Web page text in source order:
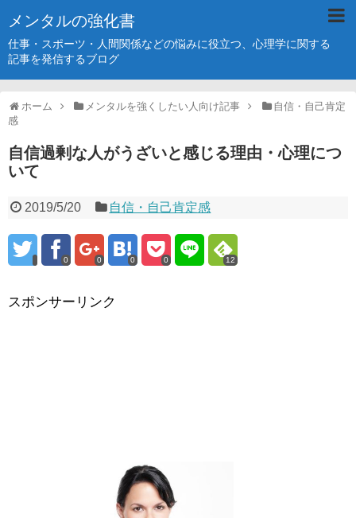
メンタルの強化書
仕事・スポーツ・人間関係などの悩みに役立つ、心理学に関する
記事を発信するブログ
ホーム メンタルを強くしたい人向け記事
自信・自己肯定
感
自信過剰な人がうざいと感じる理由・心理につ
いて
2019/5/20 自信・自己肯定感
0 0 0 0 12
スポンサーリンク